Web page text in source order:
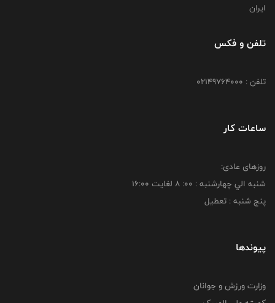
ایران
تلفن و فکس
تلفن : 02149764000
ساعات کار
روزهای عادی:
شنبه الي چهارشنبه : 00: 8 لغايت 16:00
پنج شنبه : تعطیل
پیوندها
وزارت ورزش و جوانان